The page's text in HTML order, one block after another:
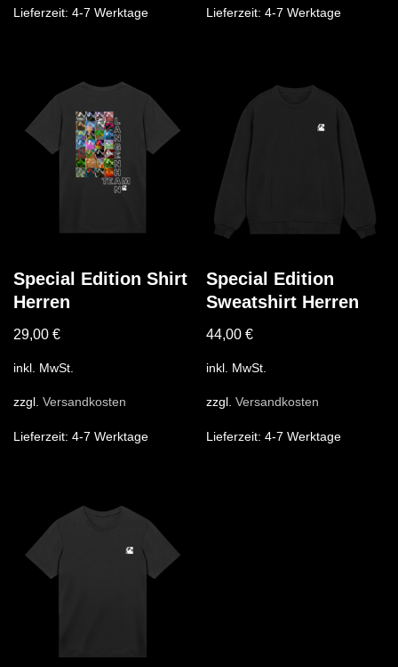
Lieferzeit: 4-7 Werktage Lieferzeit:4-7 Werktage
Special Edition Shirt
Herren
29,00 €
inkl. MwSt.
zzgl. Versandkosten
Lieferzeit: 4-7 Werktage
Special Edition
Sweatshirt Herren
44,00€
inkl. MwSt.
zzgl.Versandkosten
Lieferzeit:4-7 Werktage